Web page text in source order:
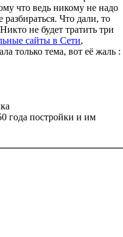
что ведь никому не надо
Что дали, то
не будет тратить три
сайты в Сети,
только тема, вот её жаль :
года постройки и им